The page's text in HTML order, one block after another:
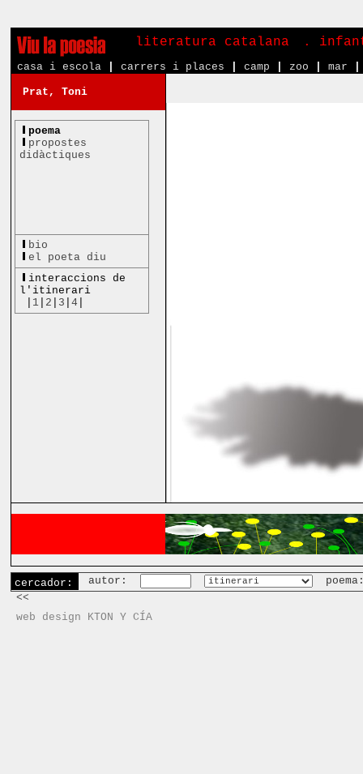
literatura catalana .
casa i escola carrers i places camp zoo mar
Prat, Toni
poema
propostes
didàctiques
bio
el poeta diu
interaccions de
l'itinerari
1 2 3 |4
cercador: autor:
<<
web design KTON Y CÍA